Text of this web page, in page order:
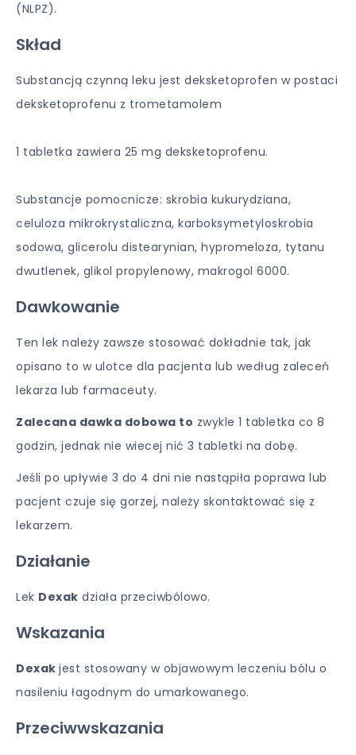
(NLPZ).
Skład
Substancją czynną leku jest deksketoprofen w postaci
deksketoprofenu z trometamolem
1 tabletka zawiera 25 mg deksketoprofenu.
Substancje pomocnicze: skrobia kukurydziana,
celuloza mikrokrystaliczna, karboksymetyloskrobia
sodowa, glicerolu distearynian, hypromeloza, tytanu
dwutlenek, glikol propylenowy, makrogol 6000.
Dawkowanie
Ten lek należy zawsze stosować dokładnie tak, jak
opisano to w ulotce dla pacjenta lub według zaleceń
lekarza lub farmaceuty.
Zalecana dawka dobowa to zwykle 1 tabletka co 8
godzin, jednak nie wiecej nić 3 tabletki na dobę.
Jeśli po upływie 3 do 4 dni nie nastąpiła poprawa lub
pacjent czuje się gorzej, należy skontaktować się z
lekarzem.
Działanie
Lek Dexak działa przeciwbólowo.
Wskazania
Dexak jest stosowany w objawowym leczeniu bólu o
nasileniu łagodnym do umarkowanego.
Przeciwwskazania